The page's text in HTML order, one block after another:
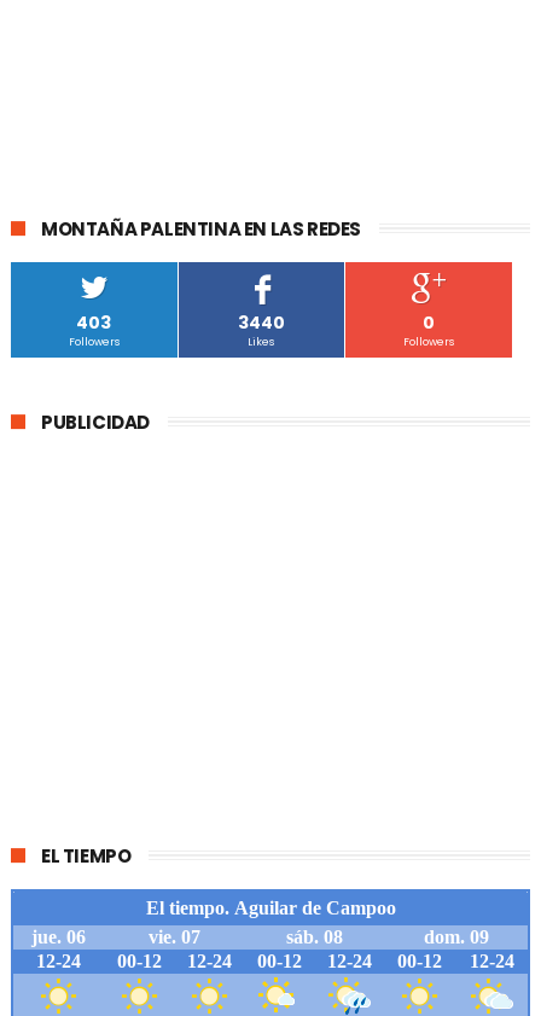
MONTAÑA PALENTINA EN LAS REDES
403
Followers
3440
Likes
0
Followers
PUBLICIDAD
EL TIEMPO